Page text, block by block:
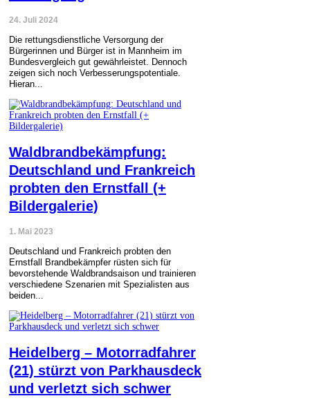
24. Juli 2024
Die rettungsdienstliche Versorgung der
Bürgerinnen und Bürger ist in Mannheim im
Bundesvergleich gut gewährleistet. Dennoch
zeigen sich noch Verbesserungspotentiale.
Hieran...
Waldbrandbekämpfung:
Deutschland und Frankreich
probten den Ernstfall (+
Bildergalerie)
1. Mai 2023
Deutschland und Frankreich probten den
Ernstfall Brandbekämpfer rüsten sich für
bevorstehende Waldbrandsaison und trainieren
verschiedene Szenarien mit Spezialisten aus
beiden...
Heidelberg – Motorradfahrer
(21) stürzt von Parkhausdeck
und verletzt sich schwer